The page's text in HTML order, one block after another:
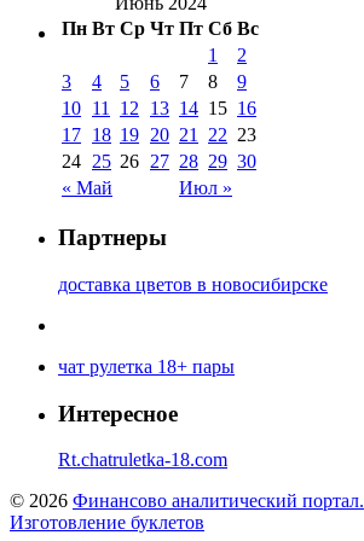
Пн Вт Ср Чт Пт Сб Вс
« Май Июл »
1
2
3
4 5 6 7 8
9
10 11 12 13 14 15 16
17 18 19 20 21 22 23
24 25 26 27 28 29 30
Партнеры
доставка цветов в новосибирске
чат рулетка 18+ пары
Интересное
Rt.chatruletka-18.com
© 2026 Финансово аналитический портал.
Изготовление буклетов